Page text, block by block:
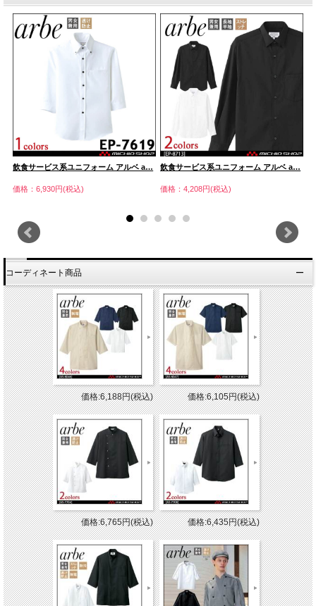
飲食サービス系ユニフォーム アルベ a…
価格：6,930円(税込)
飲食サービス系ユニフォーム アルベ a…
価格：4,208円(税込)
コーディネート商品
価格:6,188円(税込) 価格:6,105円(税込)
価格:6,765円(税込) 価格:6,435円(税込)